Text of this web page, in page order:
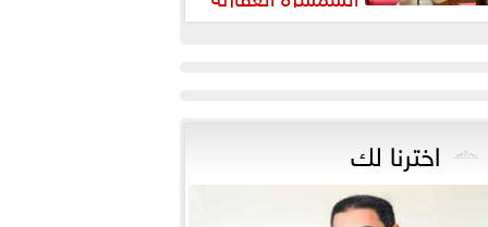
لضبط السوق وحماية
اخترنا لك